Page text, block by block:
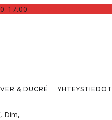
17.00
& DUCRÉ YHTEYSTIEDOT
Dim,